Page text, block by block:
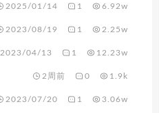
2025/01/14 1 6.92w
2023/08/19 1 2.25w
2023/04/13 1 12.23w
2周前 0 1.9k
2023/07/20 1 3.06w